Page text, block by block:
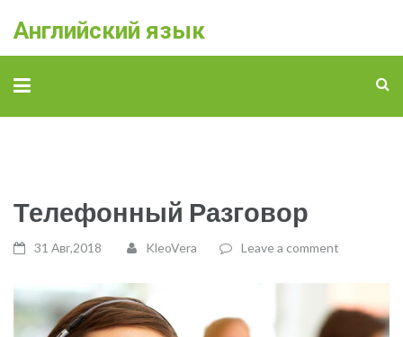
Английский язык
Телефонный Разговор
31 Авг,2018 KleoVera Leave a comment